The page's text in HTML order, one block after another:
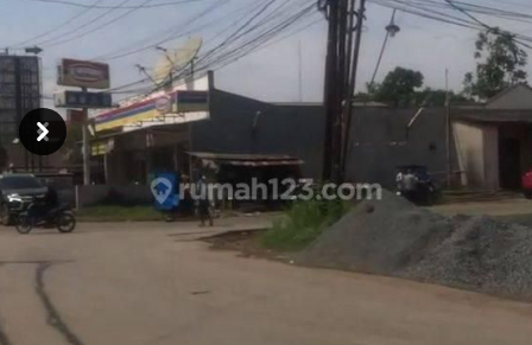
Previous
Next